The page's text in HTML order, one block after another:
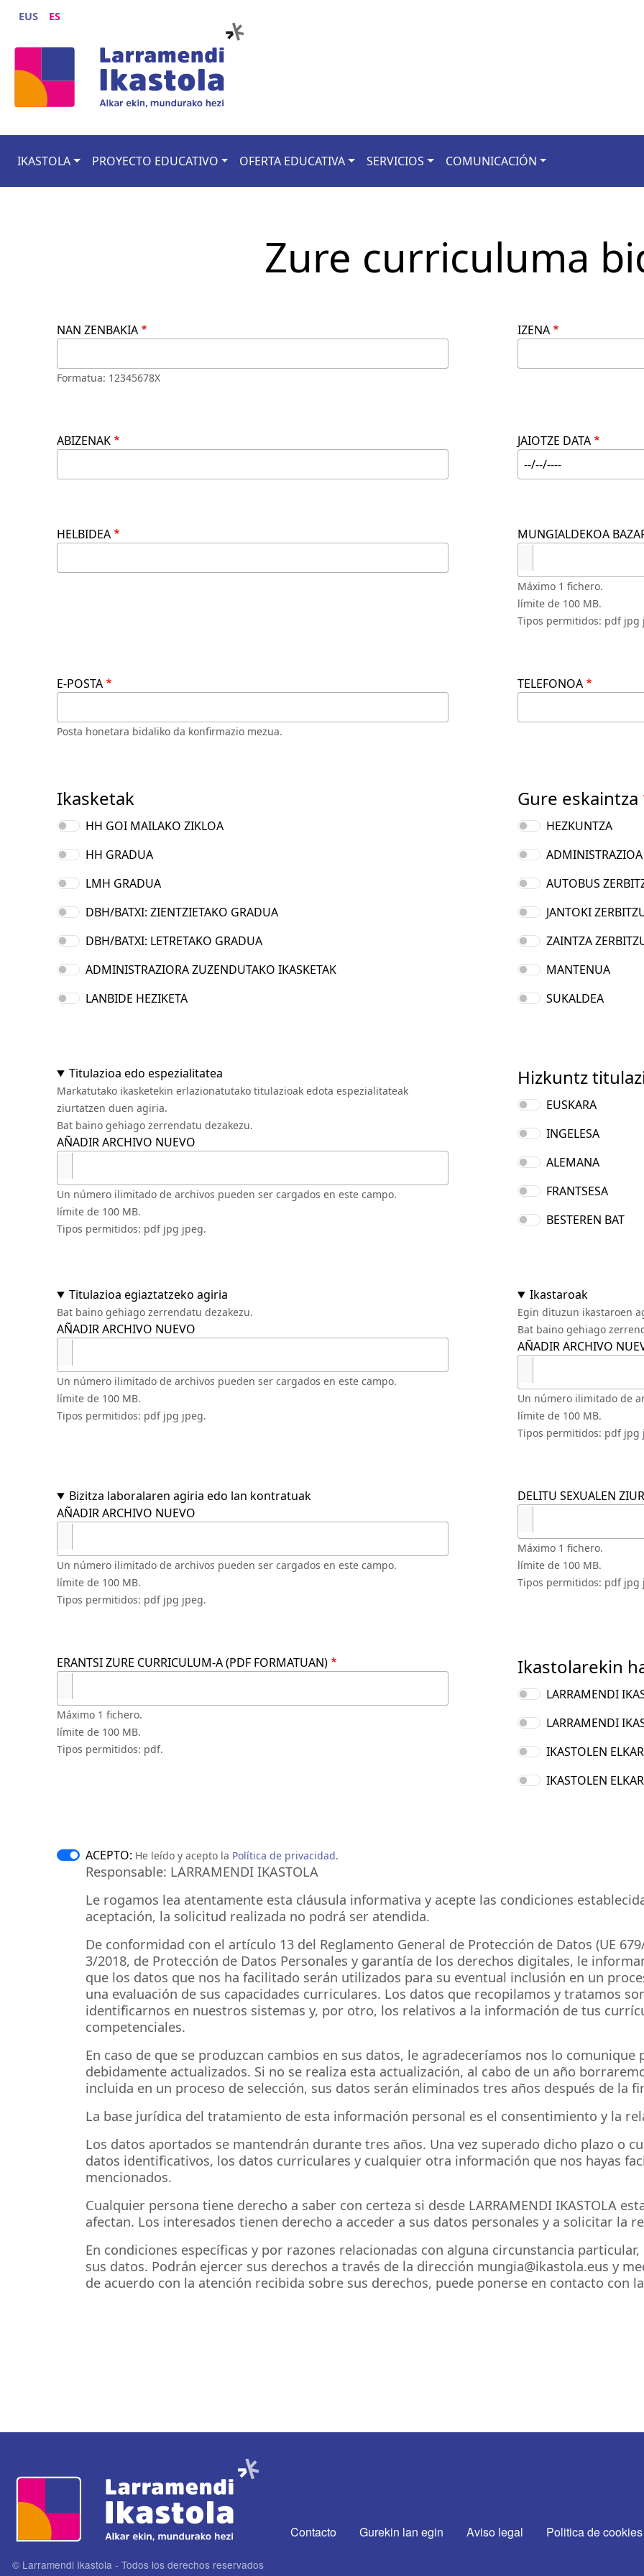
EUS ES
Main navigation
IKASTOLA PROYECTO EDUCATIVO OFERTA EDUCATIVA SERVICIOS COMUNICACIÓN
Zure curriculuma
NAN ZENBAKIA
Formatua: 12345678X
IZENA
ABIZENAK
JAIOTZE DATA
FECHA
HELBIDEA MUNGIALDEKOA
Máximo 1 fichero.
límite de 100 MB.
Tipos permitidos: pdf jpg
E-POSTA
Posta honetara bidaliko da konfirmazio mezua.
TELEFONOA
Ikasketak
HH GOI MAILAKO ZIKLOA
HH GRADUA
LMH GRADUA
DBH/BATXI: ZIENTZIETAKO GRADUA
DBH/BATXI: LETRETAKO GRADUA
ADMINISTRAZIORA ZUZENDUTAKO IKASKETAK
LANBIDE HEZIKETA
Gure eskaintza
HEZKUNTZA
ADMINISTRAZIOA
AUTOBUS
JANTOKI
ZAINTZA
MANTENUA
SUKALDEA
Titulazioa edo espezialitatea
Markatutako ikasketekin erlazionatutako titulazioak edota espezialitateak
ziurtatzen duen agiria.
Bat baino gehiago zerrendatu dezakezu.
AÑADIR ARCHIVO NUEVO
Un número ilimitado de archivos pueden ser cargados en este campo.
límite de 100 MB.
Tipos permitidos: pdf jpg jpeg.
Hizkuntz
EUSKARA
INGELESA
ALEMANA
FRANTSESA
BESTEREN BAT
Titulazioa egiaztatzeko agiria
Bat baino gehiago zerrendatu dezakezu.
AÑADIR ARCHIVO NUEVO
Un número ilimitado de archivos pueden ser cargados en este campo.
límite de 100 MB.
Tipos permitidos: pdf jpg jpeg.
Ikastaroak
Egin dituzun ikastaroen
Bat baino gehiago
AÑADIR ARCHIVO
Un número ilimitado de
límite de 100 MB.
Tipos permitidos: pdf jpg
Bizitza laboralaren agiria edo lan kontratuak
AÑADIR ARCHIVO NUEVO
Un número ilimitado de archivos pueden ser cargados en este campo.
límite de 100 MB.
Tipos permitidos: pdf jpg jpeg.
DELITU SEXUALEN
Máximo 1 fichero.
límite de 100 MB.
Tipos permitidos: pdf jpg
ERANTSI ZURE CURRICULUM-A (PDF FORMATUAN)
Máximo 1 fichero.
límite de 100 MB.
Tipos permitidos: pdf.
Ikastolarekin
LARRAMENDI
LARRAMENDI
IKASTOLEN
IKASTOLEN
ACEPTO: He leído y acepto la Política de privacidad.
Responsable: LARRAMENDI IKASTOLA
Le rogamos lea atentamente esta cláusula informativa y acepte las condiciones
aceptación, la solicitud realizada no podrá ser atendida.
De conformidad con el artículo 13 del Reglamento General de Protección de Datos (UE
3/2018, de Protección de Datos Personales y garantía de los derechos digitales, le
que los datos que nos ha facilitado serán utilizados para su eventual inclusión en un
una evaluación de sus capacidades curriculares. Los datos que recopilamos y tratamos
identificarnos en nuestros sistemas y, por otro, los relativos a la información de tus
competenciales.
En caso de que se produzcan cambios en sus datos, le agradeceríamos nos lo
debidamente actualizados. Si no se realiza esta actualización, al cabo de un año
incluida en un proceso de selección, sus datos serán eliminados tres años después de la
La base jurídica del tratamiento de esta información personal es el consentimiento y la
Los datos aportados se mantendrán durante tres años. Una vez superado dicho plazo o
datos identificativos, los datos curriculares y cualquier otra información que nos hayas
mencionados.
Cualquier persona tiene derecho a saber con certeza si desde LARRAMENDI IKASTOLA
afectan. Los interesados tienen derecho a acceder a sus datos personales y a solicitar la
En condiciones específicas y por razones relacionadas con alguna circunstancia
sus datos. Podrán ejercer sus derechos a través de la dirección mungia@ikastola.eus y
de acuerdo con la atención recibida sobre sus derechos, puede ponerse en contacto con
© Larramendi Ikastola - Todos los derechos reservados
CONTACTA CON NOSOTROS
Contacto Gurekin lan egin Aviso legal Politica de cookies